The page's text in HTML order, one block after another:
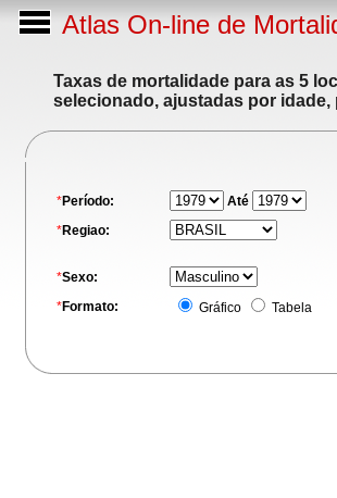
Atlas On-line de
Taxas de mortalidade para as 5
selecionado, ajustadas por
*Período:
Até
*Regiao:
*Sexo:
*Formato: Gráfico Tabela